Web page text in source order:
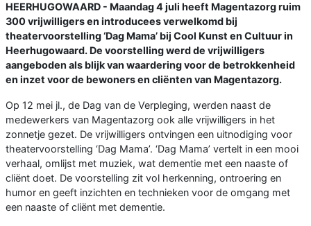
HEERHUGOWAARD - Maandag 4 juli heeft Magentazorg ruim
300 vrijwilligers en introducees verwelkomd bij
theatervoorstelling ‘Dag Mama’ bij Cool Kunst en Cultuur in
Heerhugowaard. De voorstelling werd de vrijwilligers
aangeboden als blijk van waardering voor de betrokkenheid
en inzet voor de bewoners en cliënten van Magentazorg.
Op 12 mei jl., de Dag van de Verpleging, werden naast de
medewerkers van Magentazorg ook alle vrijwilligers in het
zonnetje gezet. De vrijwilligers ontvingen een uitnodiging voor
theatervoorstelling ‘Dag Mama’. ‘Dag Mama’ vertelt in een mooi
verhaal, omlijst met muziek, wat dementie met een naaste of
cliënt doet. De voorstelling zit vol herkenning, ontroering en
humor en geeft inzichten en technieken voor de omgang met
een naaste of cliënt met dementie.